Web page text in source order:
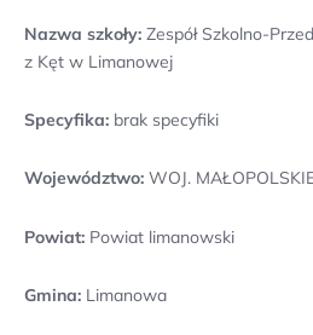
Nazwa szkoły: Zespół Szkolno-
z Kęt w Limanowej
Specyfika: brak specyfiki
Województwo: WOJ.
Powiat: Powiat limanowski
Gmina: Limanowa